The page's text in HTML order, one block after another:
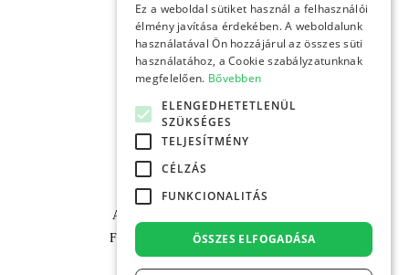
MIT CSINÁLUNK?
ADATKÖZPONTOK
KÖZZÉTÉTELEK
MÉDIAMEGJELENÉSEK
HÍREK
KAPCSOLAT
ADATVÉDELMI TÁJÉKOZTATÓ
FELHASZNÁLÁSI FELTÉTELEK
Ez a weboldal sütiket használ a felhasználói
élmény javítása érdekében. A weboldalunk
használatával Ön hozzájárul az összes süti
használatához, a Cookie szabályzatunknak
megfelelően. Bővebben
ELENGEDHETETLENÜL
SZÜKSÉGES
TELJESÍTMÉNY
CÉLZÁS
FUNKCIONALITÁS
ÖSSZES ELFOGADÁSA